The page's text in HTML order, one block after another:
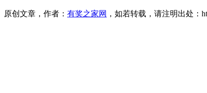
原创文章，作者： 有奖之家网 ，如若转载，请注明出处：